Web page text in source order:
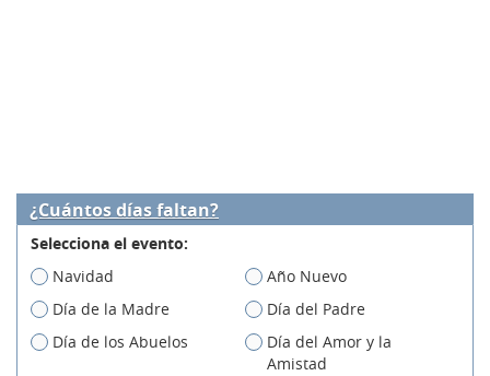
¿Cuántos días faltan?
Selecciona el evento:
Navidad
Año Nuevo
Día de la Madre
Día del Padre
Día de los Abuelos
Día del Amor y la
Amistad